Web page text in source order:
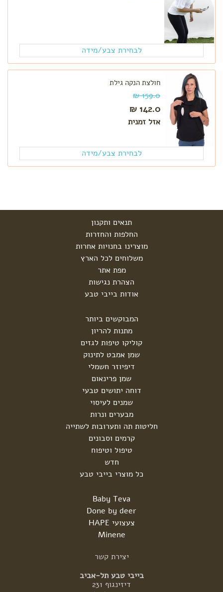
לבחירת צבע/מידה
חולצת הנקה גילת
159.0 ₪
142.0 ₪
אזל זמנית
לבחירת צבע/מידה
תנאים ותקנון
החלפות והחזרות
מוצרינו בחנויות אחרות
משלוחים לכל הארץ
מפת אתר
הצהרת נגישות
אודות בייבי טבע
המבוקשים ביותר
מתנות להריון
קוליקו טיפות לגזים
שמן אמבט לתינוק
דיפיוזר חשמלי
שמן פרינאום
דוחה יתושים טבעי
שמנים לעיסוי
מבערים ונרות
חליטות תה ותערובות לשתייה
קרמים וסבונים
טיפול וטיפוח
חדש
כל מוצרי בייבי טבע
Baby Teva
Done by deer
צעצועי HAPE
Minene
יצירת קשר
בייבי טבע תל-אביב
דיזינגוף 231